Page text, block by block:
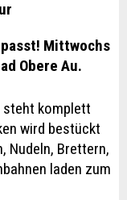
Mittwochs
Obere Au.
steht komplett
wird bestückt
Nudeln, Brettern,
laden zum